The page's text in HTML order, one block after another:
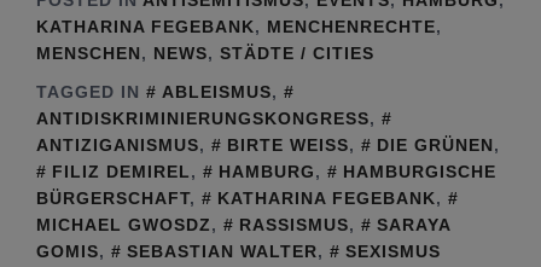
Gewalt
KATHARINA FEGEBANK, MENCHENRECHTE,
MENSCHEN, NEWS, STÄDTE / CITIES
TAGGED IN
ABLEISMUS,
ANTIDISKRIMINIERUNGSKONGRESS,
ANTIZIGANISMUS, BIRTE WEISS , DIE GRÜNEN,
FILIZ DEMIREL, HAMBURG,
HAMBURGISCHE
BÜRGERSCHAFT, KATHARINA FEGEBANK,
MICHAEL GWOSDZ, RASSISMUS,
SARAYA
GOMIS, SEBASTIAN WALTER, SEXISMUS